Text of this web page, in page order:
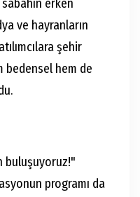
erken
ve hayranların
şehir
bedensel hem de
buluşuyoruz!"
programı da